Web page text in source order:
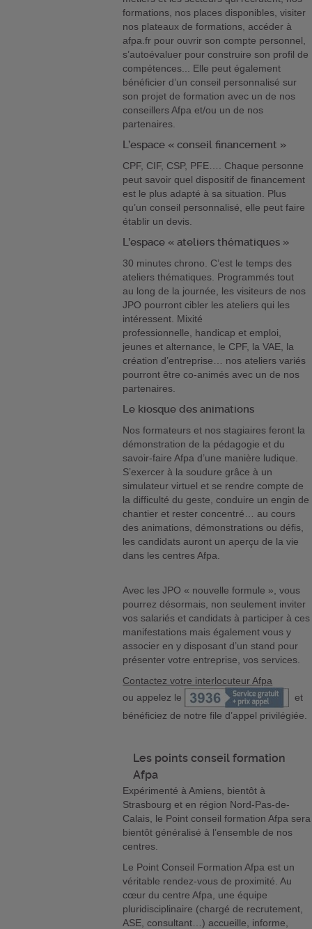
formations, nos places disponibles, visiter
nos plateaux de formations, accéder à
afpa.fr pour ouvrir son compte personnel,
s’autoévaluer pour construire son profil de
compétences... Elle peut également
bénéficier d’un conseil personnalisé sur
son projet de formation avec un de nos
conseillers Afpa et/ou un de nos
partenaires.
L’espace « conseil financement »
CPF, CIF, CSP, PFE…. Chaque personne
peut savoir quel dispositif de financement
est le plus adapté à sa situation. Plus
qu’un conseil personnalisé, elle peut faire
établir un devis.
L’espace « ateliers thématiques »
30 minutes chrono. C’est le temps des
ateliers thématiques. Programmés tout
au long de la journée, les visiteurs de nos
JPO pourront cibler les ateliers qui les
intéressent. Mixité
professionnelle, handicap et emploi,
jeunes et alternance, le CPF, la VAE, la
création d’entreprise… nos ateliers variés
pourront être co-animés avec un de nos
partenaires.
Le kiosque des animations
Nos formateurs et nos stagiaires feront la
démonstration de la pédagogie et du
savoir-faire Afpa d’une manière ludique.
S’exercer à la soudure grâce à un
simulateur virtuel et se rendre compte de
la difficulté du geste, conduire un engin de
chantier et rester concentré… au cours
des animations, démonstrations ou défis,
les candidats auront un aperçu de la vie
dans les centres Afpa.
Avec les JPO « nouvelle formule », vous
pourrez désormais, non seulement inviter
vos salariés et candidats à participer à ces
manifestations mais également vous y
associer en y disposant d’un stand pour
présenter votre entreprise, vos services.
Contactez votre interlocuteur Afpa
ou appelez le
et
bénéficiez de notre file d’appel privilégiée.
Les points conseil formation
Afpa
Expérimenté à Amiens, bientôt à
Strasbourg et en région Nord-Pas-de-
Calais, le Point conseil formation Afpa sera
bientôt généralisé à l’ensemble de nos
centres.
Le Point Conseil Formation Afpa est un
véritable rendez-vous de proximité. Au
cœur du centre Afpa, une équipe
pluridisciplinaire (chargé de recrutement,
ASE, consultant…) accueille, informe,